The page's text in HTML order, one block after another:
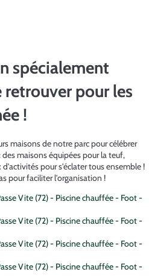
spécialement
pour les
!
maisons de notre parc pour célébrer
maisons équipées pour la teuf,
pour s'éclater tous ensemble !
pour faciliter l'organisation !